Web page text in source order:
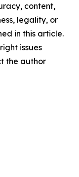
content,
legality, or
in this article.
issues
the author